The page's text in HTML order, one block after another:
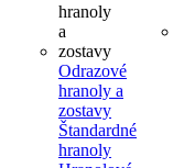
Odrazové
hranoly a
zostavy
Štandardné
hranoly